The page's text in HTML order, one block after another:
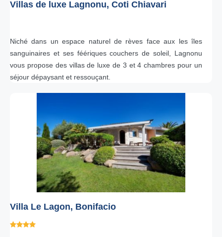
Villas de luxe Lagnonu, Coti Chiavari
Niché dans un espace naturel de rèves face aux les îles
sanguinaires et ses féériques couchers de soleil, Lagnonu
vous propose des villas de luxe de 3 et 4 chambres pour un
séjour dépaysant et ressouçant.
Villa Le Lagon, Bonifacio